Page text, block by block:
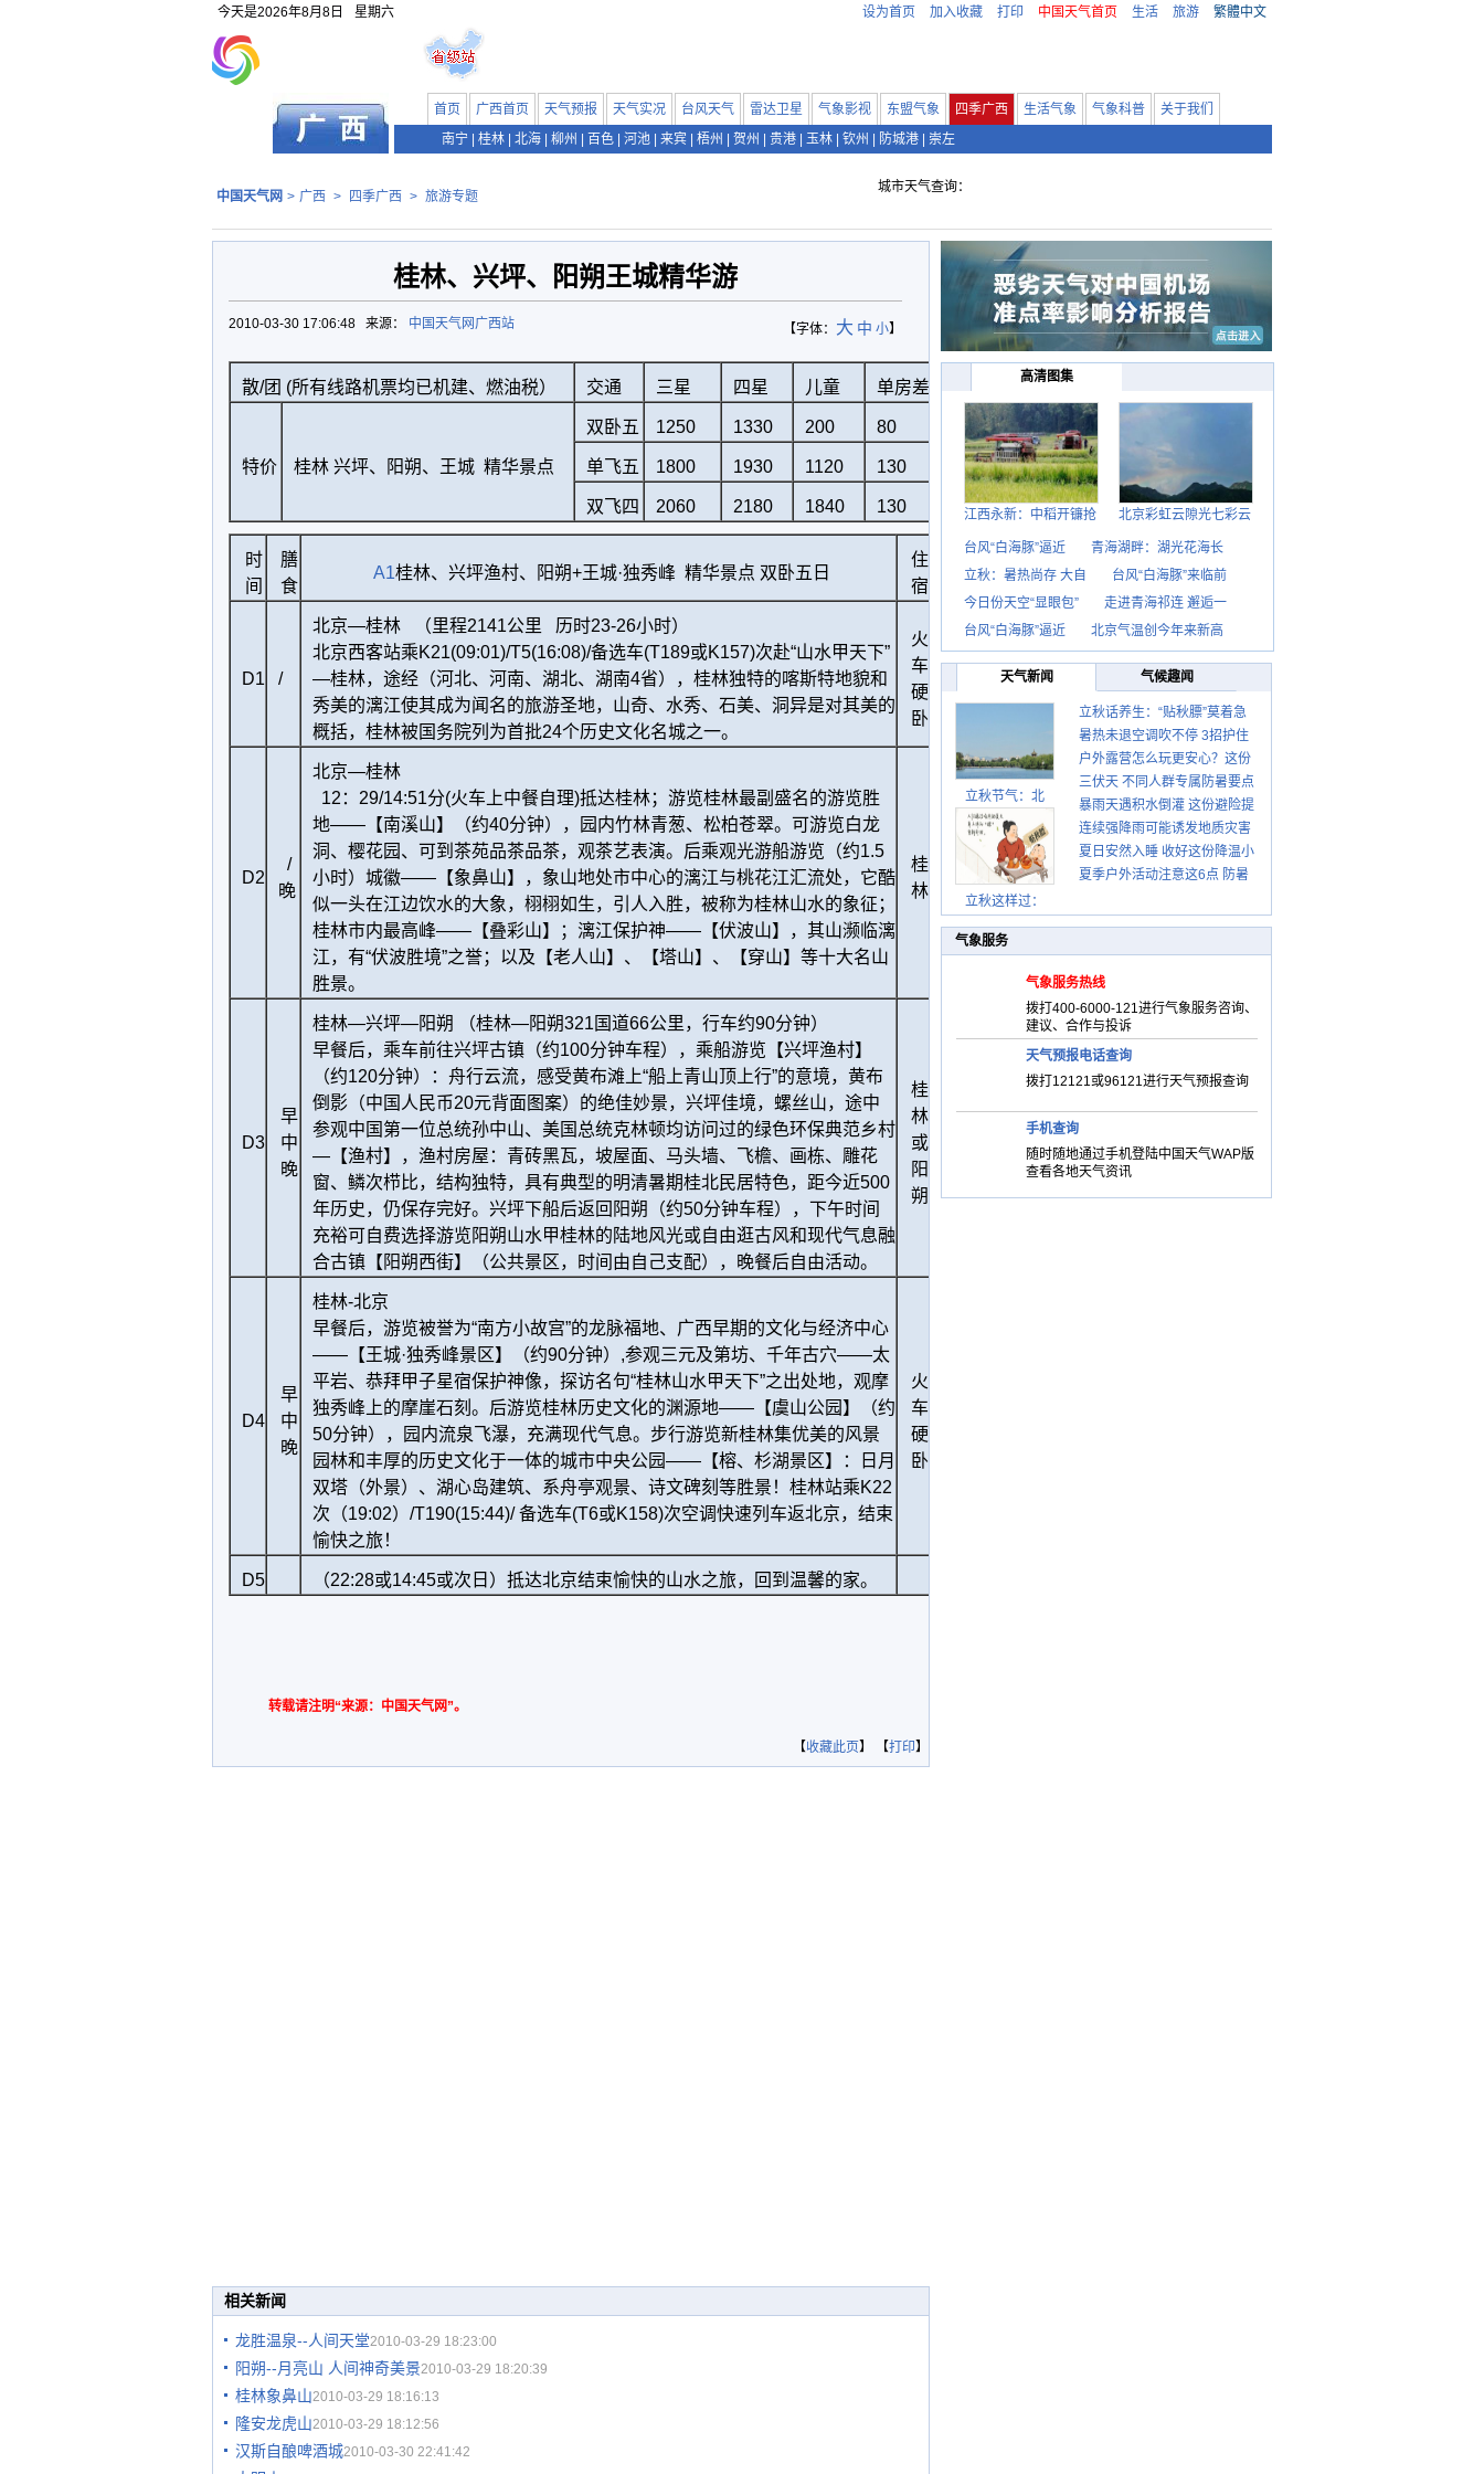
今天是2026年8月8日 星期六 设为首页 加入收藏 打印 中国天气首页 生活 旅游 繁體中文
首页 广西首页 天气预报 天气实况 台风天气 雷达卫星 气象影视 东盟气象 四季广西 生活气象 气象科普
关于我们
南宁
桂林 北海 柳州 百色 河池 来宾 梧州 贺州 贵港 玉林 钦州 防城港 崇左
中国天气网 > 广西 > 四季广西 > 旅游专题
城市天气查询：
桂林、兴坪、阳朔王城精华游
【字体： 大 中 小】
2010-03-30 17:06:48 来源： 中国天气网广西站
散/团 (所有线路机票均已机建、燃油税） 交通 三星 四星 儿童 单房差
特价 桂林 兴坪、阳朔、王城 精华景点
双卧五 1250 1330 200 80
单飞五 1800 1930 1120 130
双飞四 2060 2180 1840 130
时
间
膳
食
A1桂林、兴坪渔村、阳朔+王城·独秀峰 精华景点 双卧五日
住
宿
D1 /
北京—桂林 （里程2141公里 历时23-26小时）
北京西客站乘K21(09:01)/T5(16:08)/备选车(T189或K157)次赴“山水甲天下”
—桂林，途经（河北、河南、湖北、湖南4省），桂林独特的喀斯特地貌和
秀美的漓江使其成为闻名的旅游圣地，山奇、水秀、石美、洞异是对其美的
概括，桂林被国务院列为首批24个历史文化名城之一。
火
车
硬
卧
D2
/
晚
北京—桂林
12：29/14:51分(火车上中餐自理)抵达桂林；游览桂林最副盛名的游览胜
地——【南溪山】（约40分钟），园内竹林青葱、松柏苍翠。可游览白龙
洞、樱花园、可到茶苑品茶品茶，观茶艺表演。后乘观光游船游览（约1.5
小时）城徽——【象鼻山】，象山地处市中心的漓江与桃花江汇流处，它酷
似一头在江边饮水的大象，栩栩如生，引人入胜，被称为桂林山水的象征；
桂林市内最高峰——【叠彩山】；漓江保护神——【伏波山】，其山濒临漓
江，有“伏波胜境”之誉；以及【老人山】、【塔山】、【穿山】等十大名山
胜景。
桂
林
D3
早
中
晚
桂林—兴坪—阳朔 （桂林—阳朔321国道66公里，行车约90分钟）
早餐后，乘车前往兴坪古镇（约100分钟车程），乘船游览【兴坪渔村】
（约120分钟）：舟行云流，感受黄布滩上“船上青山顶上行”的意境，黄布
倒影（中国人民币20元背面图案）的绝佳妙景，兴坪佳境，螺丝山，途中
参观中国第一位总统孙中山、美国总统克林顿均访问过的绿色环保典范乡村
—【渔村】，渔村房屋：青砖黑瓦，坡屋面、马头墙、飞檐、画栋、雕花
窗、鳞次栉比，结构独特，具有典型的明清暑期桂北民居特色，距今近500
年历史，仍保存完好。兴坪下船后返回阳朔（约50分钟车程），下午时间
充裕可自费选择游览阳朔山水甲桂林的陆地风光或自由逛古风和现代气息融
合古镇【阳朔西街】（公共景区，时间由自己支配），晚餐后自由活动。
桂
林
或
阳
朔
D4
早
中
晚
桂林-北京
早餐后，游览被誉为“南方小故宫”的龙脉福地、广西早期的文化与经济中心
——【王城·独秀峰景区】（约90分钟）,参观三元及第坊、千年古穴——太
平岩、恭拜甲子星宿保护神像，探访名句“桂林山水甲天下”之出处地，观摩
独秀峰上的摩崖石刻。后游览桂林历史文化的渊源地——【虞山公园】（约
50分钟），园内流泉飞瀑，充满现代气息。步行游览新桂林集优美的风景
园林和丰厚的历史文化于一体的城市中央公园——【榕、杉湖景区】：日月
双塔（外景）、湖心岛建筑、系舟亭观景、诗文碑刻等胜景！桂林站乘K22
次（19:02）/T190(15:44)/ 备选车(T6或K158)次空调快速列车返北京，结束
愉快之旅！
火
车
硬
卧
D5 （22:28或14:45或次日）抵达北京结束愉快的山水之旅，回到温馨的家。
转载请注明“来源：中国天气网”。
【收藏此页】 【打印】
相关新闻
龙胜温泉--人间天堂2010-03-29 18:23:00
阳朔--月亮山 人间神奇美景2010-03-29 18:20:39
桂林象鼻山2010-03-29 18:16:13
隆安龙虎山2010-03-29 18:12:56
汉斯自酿啤酒城2010-03-30 22:41:42
高清图集
江西永新：中稻开镰抢 北京彩虹云隙光七彩云
台风“白海豚”逼近
青海湖畔：湖光花海长
立秋：暑热尚存 大自
台风“白海豚”来临前
今日份天空“显眼包”
走进青海祁连 邂逅一
台风“白海豚”逼近
北京气温创今年来新高
天气新闻 气候趣闻
立秋节气：北
立秋这样过：
立秋话养生：“贴秋膘”莫着急
先清暑再防燥
暑热未退空调吹不停 3招护住
肩颈不酸痛
户外露营怎么玩更安心？这份
攻略请收好
三伏天 不同人群专属防暑要点
请收好
暴雨天遇积水倒灌 这份避险提
示请收好
连续强降雨可能诱发地质灾害
这些前兆要知道
夏日安然入睡 收好这份降温小
贴士
夏季户外活动注意这6点 防暑
气象服务
气象服务热线
拨打400-6000-121进行气象服务咨询、
建议、合作与投诉
天气预报电话查询
拨打12121或96121进行天气预报查询
手机查询
随时随地通过手机登陆中国天气WAP版
查看各地天气资讯